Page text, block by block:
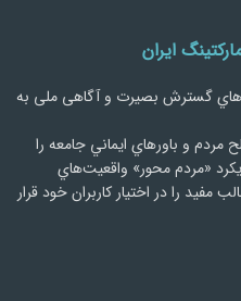
ایران
گسترش بصیرت و آگاهی ملی به
مردم و باورهاي ايماني جامعه را
«مردم‌ محور» واقعيت‌هاي
مفید را در اختیار کاربران خود قرار